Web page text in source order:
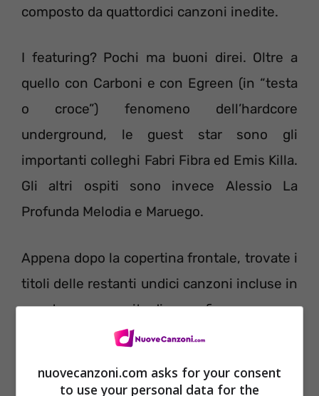
composto da quattordici canzoni inedite.
I featuring? Pochi ma buoni direi. Oltre a
quello con Carboni e con Egreen (in “testa
o croce”) fenomeno dell’hardcore
underground, le guest star sono gli
importanti colleghi Fabri Fibra ed Emis Killa.
Gli altri ospiti sono invece Alessio La
Profunda Melodia e Maruego.
Appena dopo la copertina frontale, trovate i
titoli delle restanti undici canzoni incluse in
questa nuova uscita discografica.
nuovecanzoni.com asks for your consent
to use your personal data for the